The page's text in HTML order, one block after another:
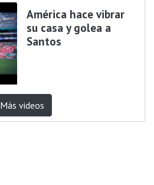
América hace vibrar
su casa y golea a
Santos
Más videos